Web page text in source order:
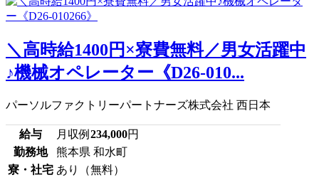
＼高時給1400円×寮費無料／男女活躍中
♪機械オペレーター《D26-010...
パーソルファクトリーパートナーズ株式会社 西日本
給与 月収例 234,000円
勤務地
熊本県 和水町
寮・社宅 あり（無料）